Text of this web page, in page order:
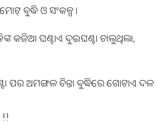
ବୁଦ୍ଧି ଓ ସଂକଳ୍ପ ।
କଜିଆ ଘଣ୍ଟାଏ ଦୁଇଘଣ୍ଟା ଚାଲୁଥିଲା,
ପର ଅମଙ୍ଗଳ ଚିନ୍ତା ବୁଦ୍ଧିରେ ଗୋଟାଏ ଦଳ